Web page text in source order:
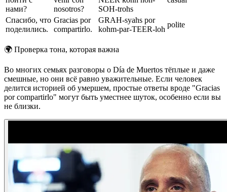
нами?
nosotros?
SOH-trohs
Спасибо, что
поделились.
Gracias por
compartirlo.
GRAH-syahs por
kohm-par-TEER-loh
polite
🌍 Проверка тона, которая важна
Во многих семьях разговоры о Día de Muertos тёплые и даже
смешные, но они всё равно уважительные. Если человек
делится историей об умершем, простые ответы вроде "Gracias
por compartirlo" могут быть уместнее шуток, особенно если вы
не близки.